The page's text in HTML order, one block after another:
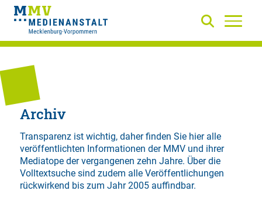
Archiv
Transparenz ist wichtig, daher finden Sie hier alle
veröffentlichten Informationen der MMV und ihrer
Mediatope der vergangenen zehn Jahre. Über die
Volltextsuchesind zudem alle Veröffentlichungen
rückwirkend bis zum Jahr 2005 auffindbar.